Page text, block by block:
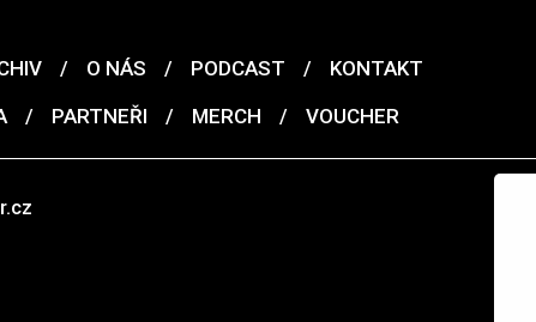
/ O NÁS / PODCAST /
KONTAKT
/ PARTNEŘI / MERCH / VOUCHER